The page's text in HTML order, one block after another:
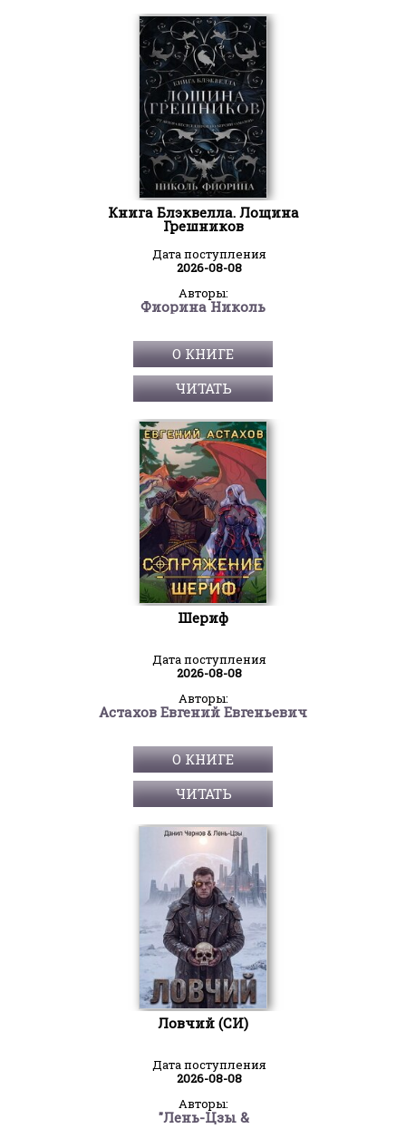
Книга Блэквелла. Лощина
Грешников
Дата поступления
2026-08-08
Авторы:
Фиорина Николь
О КНИГЕ
ЧИТАТЬ
Шериф
Дата поступления
2026-08-08
Авторы:
Астахов Евгений Евгеньевич
О КНИГЕ
ЧИТАТЬ
Ловчий (СИ)
Дата поступления
2026-08-08
Авторы:
"Лень-Цзы &